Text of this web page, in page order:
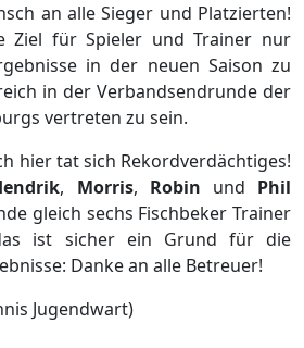
an alle Sieger und Platzierten!
Ziel für Spieler und Trainer nur
in der neuen Saison zu
in der Verbandsendrunde der
vertreten zu sein.
hier tat sich Rekordverdächtiges!
, Morris, Robin und Phil
gleich sechs Fischbeker Trainer
ist sicher ein Grund für die
Danke an alle Betreuer!
Jugendwart)